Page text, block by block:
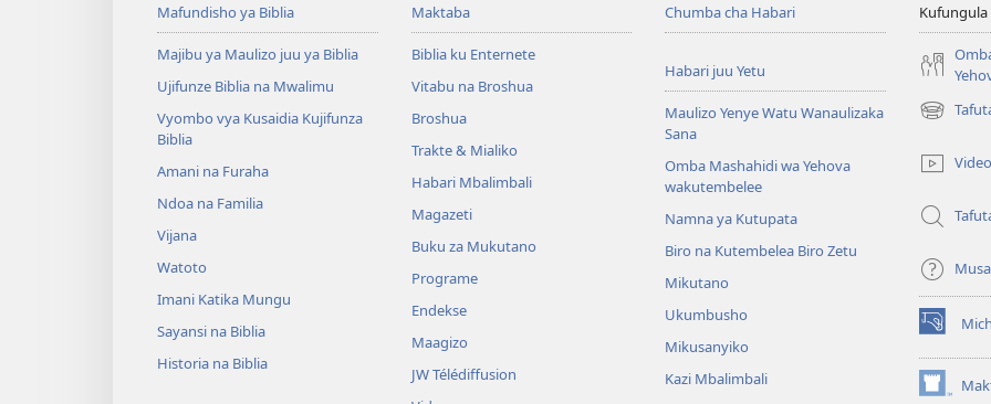
Mafundisho ya Biblia
Majibu ya Maulizo juu ya Biblia
Ujifunze Biblia na Mwalimu
Vyombo vya Kusaidia Kujifunza
Biblia
Amani na Furaha
Ndoa na Familia
Vijana
Watoto
Imani Katika Mungu
Sayansi na Biblia
Historia na Biblia
Maktaba
Biblia ku Enternete
Vitabu na Broshua
Broshua
Trakte & Mialiko
Habari Mbalimbali
Magazeti
Buku za Mukutano
Programe
Endekse
Maagizo
JW Télédiffusion
Chumba cha Habari
Habari juu Yetu
Maulizo Yenye Watu Wanaulizaka
Sana
Omba Mashahidi wa Yehova
wakutembelee
Namna ya Kutupata
Biro na Kutembelea Biro Zetu
Mikutano
Ukumbusho
Mikusanyiko
Kazi Mbalimbali
Kufungula
(opens
window)Video
(opens
new
window)
(opens